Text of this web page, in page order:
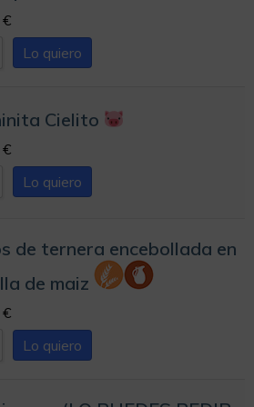
€
Lo quiero
Cielito
€
Lo quiero
de ternera encebollada en
de maiz
€
Lo quiero